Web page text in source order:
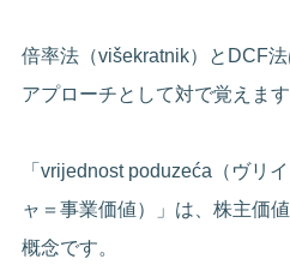
倍率法（višekratnik）とDCF
アプローチとして対で覚えます
「vrijednost poduzeća（ヴリ
ャ＝事業価値）」は、株主価
概念です。